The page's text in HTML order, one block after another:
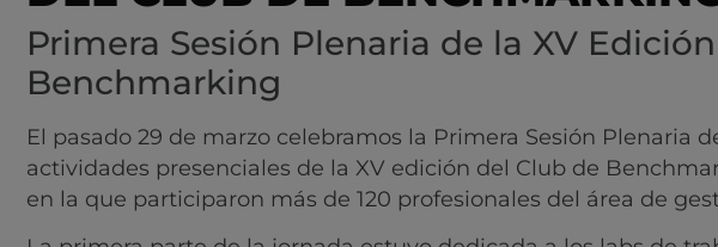
Primera Sesión Plenaria de la XV
Benchmarking
El pasado 29 de marzo celebramos la Primera Sesión Plenaria
actividades presenciales de la XV edición del Club de
en la que participaron más de 120 profesionales del área de